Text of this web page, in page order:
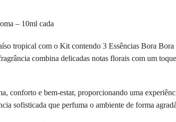
– 10ml cada
tropical com o Kit contendo 3 Essências Bora
combina delicadas notas florais com um
conforto e bem-estar, proporcionando uma
sofisticada que perfuma o ambiente de forma